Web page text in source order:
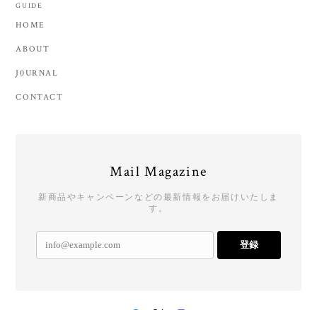
GUIDE
HOME
ABOUT
J0URNAL
CONTACT
Mail Magazine
新商品やキャンペーンなどの最新情報をお届けいたしま
す。
登録